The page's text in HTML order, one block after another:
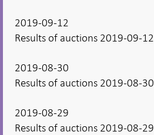
2019-09-12
Results of auctions 2019-09-12
2019-08-30
Results of auctions 2019-08-30
2019-08-29
Results of auctions 2019-08-29